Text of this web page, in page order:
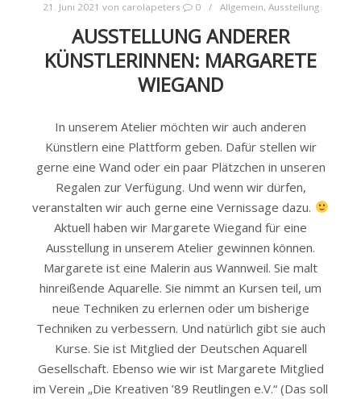
21. Juni 2021 von carolapeters 0 Allgemein, Ausstellung
AUSSTELLUNG ANDERER
KÜNSTLERINNEN: MARGARETE
WIEGAND
In unserem Atelier möchten wir auch anderen
Künstlern eine Plattform geben. Dafür stellen wir
gerne eine Wand oder ein paar Plätzchen in unseren
Regalen zur Verfügung. Und wenn wir dürfen,
veranstalten wir auch gerne eine Vernissage dazu.
Aktuell haben wir Margarete Wiegand für eine
Ausstellung in unserem Atelier gewinnen können.
Margarete ist eine Malerin aus Wannweil. Sie malt
hinreißende Aquarelle. Sie nimmt an Kursen teil, um
neue Techniken zu erlernen oder um bisherige
Techniken zu verbessern. Und natürlich gibt sie auch
Kurse. Sie ist Mitglied der Deutschen Aquarell
Gesellschaft. Ebenso wie wir ist Margarete Mitglied
im Verein „Die Kreativen ’89 Reutlingen e.V.“ (Das soll